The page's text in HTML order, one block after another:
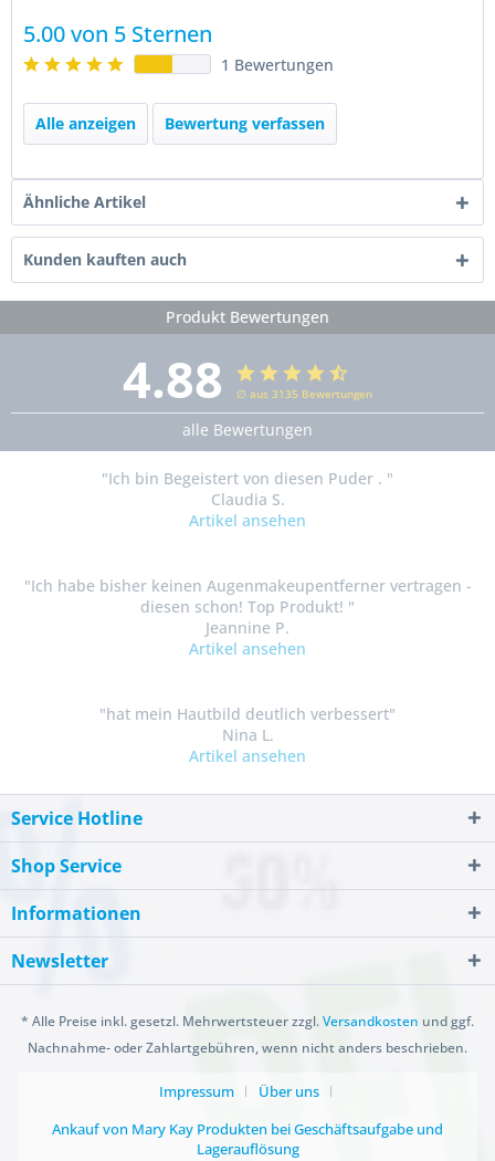
5.00 von 5 Sternen
1 Bewertungen
Alle anzeigen Bewertung verfassen
Ähnliche Artikel
Kunden kauften auch
Produkt Bewertungen
4.88 ∅ aus 3135 Bewertungen
alle Bewertungen
"Ich bin Begeistert von diesen Puder . "
Claudia S.
Artikel ansehen
"Ich habe bisher keinen Augenmakeupentferner vertragen -
diesen schon! Top Produkt! "
Jeannine P.
Artikel ansehen
"hat mein Hautbild deutlich verbessert"
Nina L.
Artikel ansehen
Service Hotline
Shop Service
Informationen
Newsletter
* Alle Preise inkl. gesetzl. Mehrwertsteuer zzgl.Versandkosten und ggf.
Nachnahme- oder Zahlartgebühren, wenn nicht anders beschrieben.
Impressum
Über uns
Ankauf von Mary Kay Produkten bei Geschäftsaufgabe und
Lagerauflösung